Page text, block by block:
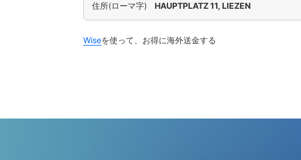
住所(ローマ字) HAUPTPLATZ 11, LIEZEN
Wiseを使って、お得に海外送金する